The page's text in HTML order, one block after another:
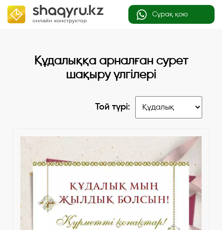
Сұрақ қою
Құдалыққа арналған сурет
шақыру үлгілері
Той түрі: